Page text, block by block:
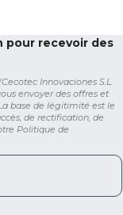
pour recevoir des
Innovaciones S.L.
envoyer des offres et
base de légitimité est le
de rectification, de
Politique de